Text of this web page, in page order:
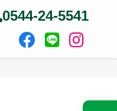
0544-24-5541